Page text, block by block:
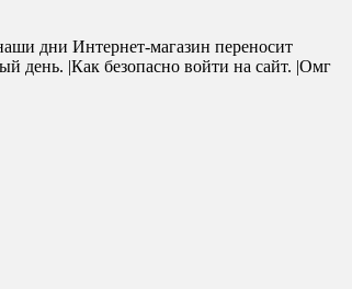
дни Интернет-магазин переносит
день. |Как безопасно войти на сайт. |Омг